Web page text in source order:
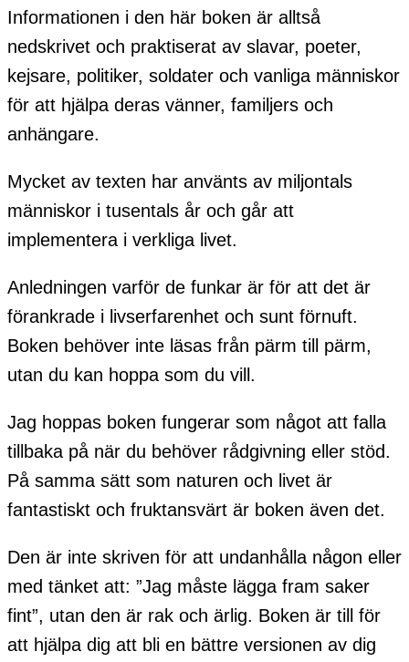
Informationen i den här boken är alltså
nedskrivet och praktiserat av slavar, poeter,
kejsare, politiker, soldater och vanliga människor
för att hjälpa deras vänner, familjers och
anhängare.
Mycket av texten har använts av miljontals
människor i tusentals år och går att
implementera i verkliga livet.
Anledningen varför de funkar är för att det är
förankrade i livserfarenhet och sunt förnuft.
Boken behöver inte läsas från pärm till pärm,
utan du kan hoppa som du vill.
Jag hoppas boken fungerar som något att falla
tillbaka på när du behöver rådgivning eller stöd.
På samma sätt som naturen och livet är
fantastiskt och fruktansvärt är boken även det.
Den är inte skriven för att undanhålla någon eller
med tänket att: ”Jag måste lägga fram saker
fint”, utan den är rak och ärlig. Boken är till för
att hjälpa dig att bli en bättre versionen av dig